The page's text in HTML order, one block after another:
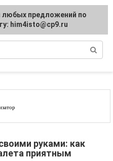
руками: как
приятным
любых предложений по
him4isto@cp9.ru